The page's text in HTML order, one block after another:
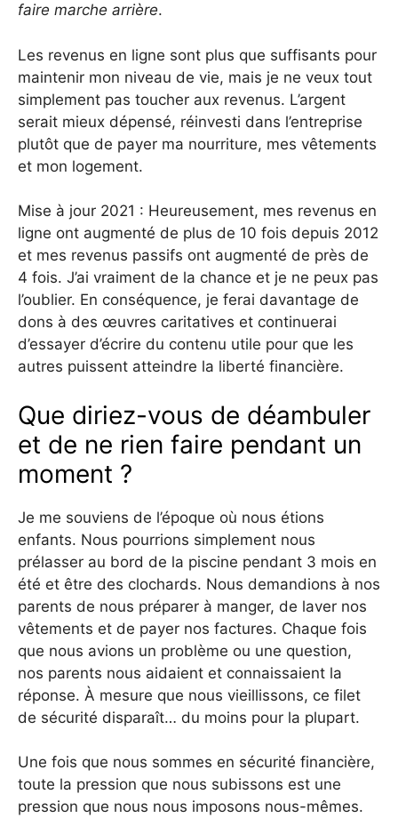
faire marche arrière.
Les revenus en ligne sont plus que suffisants pour
maintenir mon niveau de vie, mais je ne veux tout
simplement pas toucher aux revenus. L’argent
serait mieux dépensé, réinvesti dans l’entreprise
plutôt que de payer ma nourriture, mes vêtements
et mon logement.
Mise à jour 2021 : Heureusement, mes revenus en
ligne ont augmenté de plus de 10 fois depuis 2012
et mes revenus passifs ont augmenté de près de
4 fois. J’ai vraiment de la chance et je ne peux pas
l’oublier. En conséquence, je ferai davantage de
dons à des œuvres caritatives et continuerai
d’essayer d’écrire du contenu utile pour que les
autres puissent atteindre la liberté financière.
Que diriez-vous de déambuler
et de ne rien faire pendant un
moment ?
Je me souviens de l’époque où nous étions
enfants. Nous pourrions simplement nous
prélasser au bord de la piscine pendant 3 mois en
été et être des clochards. Nous demandions à nos
parents de nous préparer à manger, de laver nos
vêtements et de payer nos factures. Chaque fois
que nous avions un problème ou une question,
nos parents nous aidaient et connaissaient la
réponse. À mesure que nous vieillissons, ce filet
de sécurité disparaît… du moins pour la plupart.
Une fois que nous sommes en sécurité financière,
toute la pression que nous subissons est une
pression que nous nous imposons nous-mêmes.